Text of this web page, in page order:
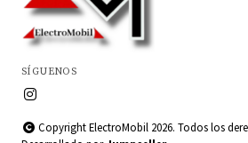
SÍGUENOS
Copyright ElectroMobil 2026. Todos los